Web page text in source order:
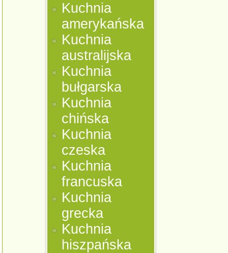
Kuchnia
amerykańska
Kuchnia
australijska
Kuchnia
bułgarska
Kuchnia
chińska
Kuchnia
czeska
Kuchnia
francuska
Kuchnia
grecka
Kuchnia
hiszpańska